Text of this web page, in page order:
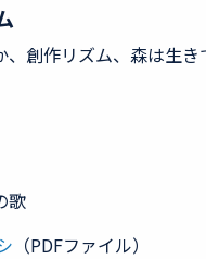
、創作リズム、森は生き
歌
（PDFファイル）